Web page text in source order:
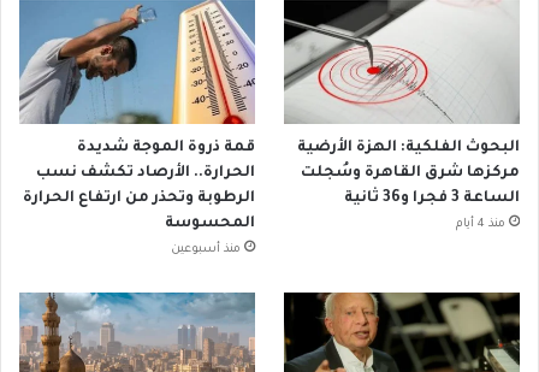
البحوث الفلكية: الهزة الأرضية
مركزها شرق القاهرة وسُجلت
الساعة 3 فجرا و36 ثانية
منذ 4 أيام
قمة ذروة الموجة شديدة
الحرارة.. الأرصاد تكشف نسب
الرطوبة وتحذر من ارتفاع الحرارة
المحسوسة
منذ أسبوعين